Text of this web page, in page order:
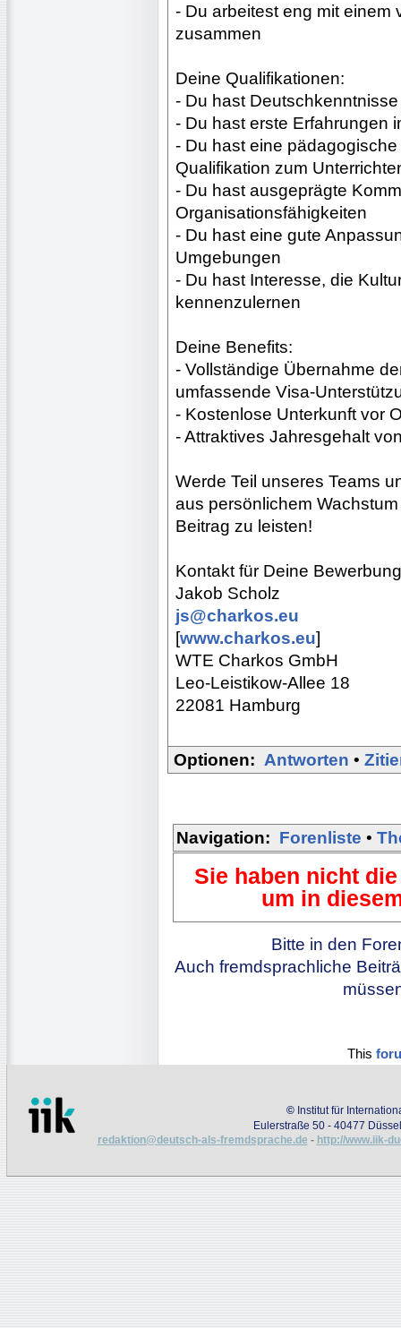
- Du arbeitest eng mit einem
zusammen
Deine Qualifikationen:
- Du hast
- Du hast erste Erfahrungen
- Du hast eine
Qualifikation zum
- Du hast ausgeprägte
Organisationsfähigkeiten
- Du hast eine gute
Umgebungen
- Du hast Interesse, die
kennenzulernen
Deine Benefits:
- Vollständige Übernahme
umfassende Visa-
- Kostenlose Unterkunft vor
- Attraktives Jahresgehalt
Werde Teil unseres Teams
aus persönlichem
Beitrag zu leisten!
Kontakt für Deine
Jakob Scholz
js@charkos.eu
[www.charkos.eu]
WTE Charkos GmbH
Leo-Leistikow-Allee 18
22081 Hamburg
Optionen: Antworten •
Navigation: Forenliste •
Sie haben nicht
um in
Bitte in den
Auch fremdsprachliche
This
© Institut für
Eulerstraße 50 - 40477
redaktion@deutsch-als-fremdsprache.de - http://www.iik-